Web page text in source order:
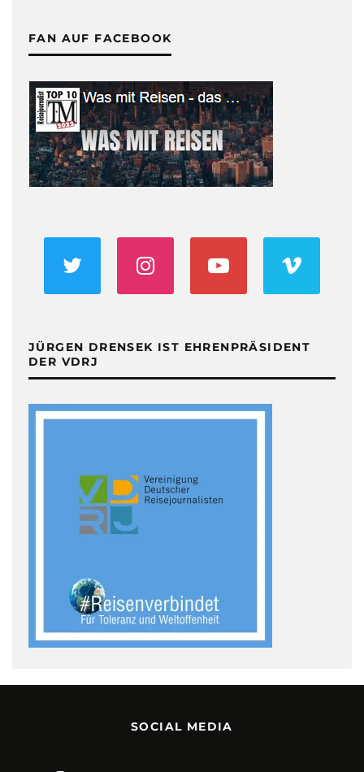
FAN AUF FACEBOOK
JÜRGEN DRENSEK IST EHRENPRÄSIDENT
DER VDRJ
SOCIAL MEDIA